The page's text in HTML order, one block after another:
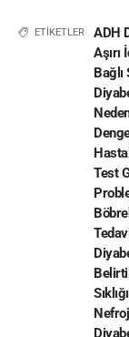
ETİKETLER ADH
Aşırı
Bağlı
Test
Sıklığı